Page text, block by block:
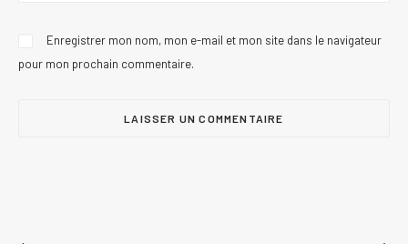
Enregistrer mon nom, mon e-mail et mon site dans le navigateur
pour mon prochain commentaire.